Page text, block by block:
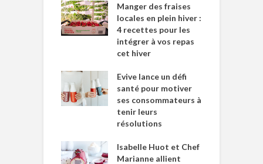
Manger des fraises
locales en plein hiver :
4 recettes pour les
intégrer à vos repas
cet hiver
Evive lance un défi
santé pour motiver
ses consommateurs à
tenir leurs
résolutions
Isabelle Huot et Chef
Marianne allient